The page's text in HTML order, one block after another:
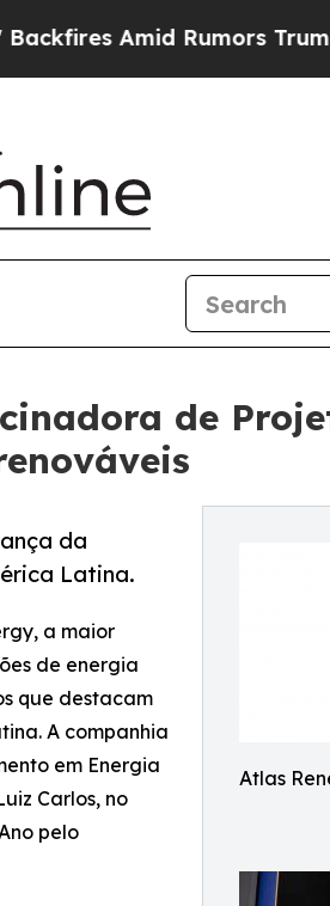
Amid Rumors Trump Will
de
Atlas
da
Latina.
a maior
de energia
que destacam
A companhia
em Energia
Carlos, no
pelo